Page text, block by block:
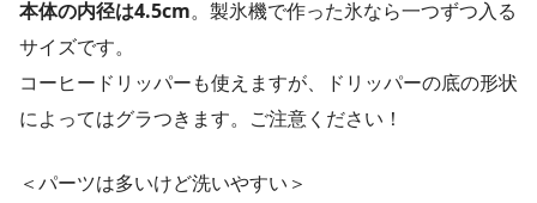
本体の内径は4.5cm。製氷機で作った氷なら一つずつ入る
サイズです。
コーヒードリッパーも使えますが、ドリッパーの底の形状
によってはグラつきます。ご注意ください！
＜パーツは多いけど洗いやすい＞